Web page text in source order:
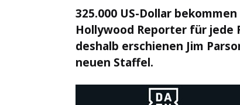
325.000 US-Dollar
Hollywood Reporter für jede
deshalb erschienen Jim
neuen Staffel.